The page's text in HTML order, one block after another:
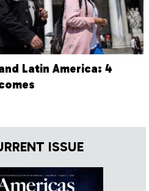
Latin America: 4
ISSUE